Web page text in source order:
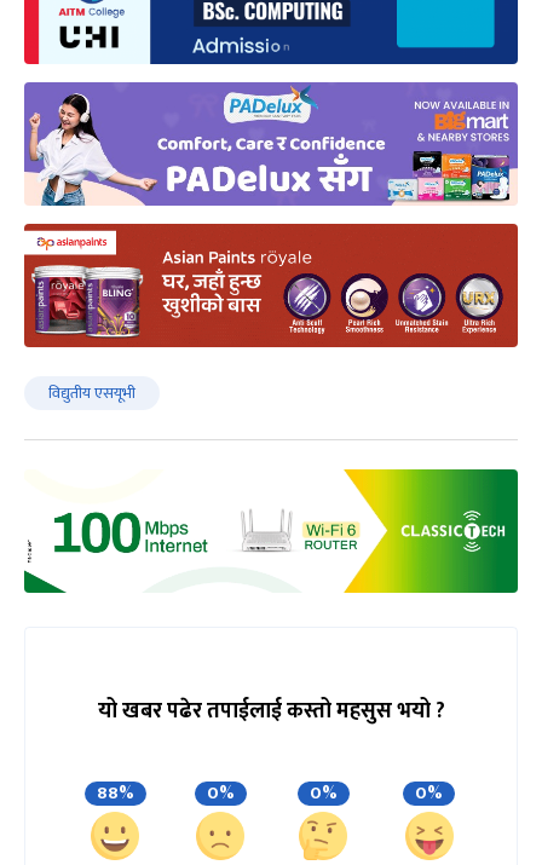
विद्युतीय एसयूभी
यो खबर पढेर तपाईलाई कस्तो महसुस भयो ?
88% 0% 0% 0%